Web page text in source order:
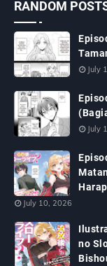
RANDOM
July
July
July 10, 2026
no